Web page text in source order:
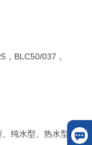
BLC50/037，
水型、热水型可选